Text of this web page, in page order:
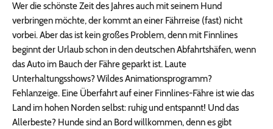
Wer die schönste Zeit des Jahres auch mit seinem Hund
verbringen möchte, der kommt an einer Fährreise (fast) nicht
vorbei. Aber das ist kein großes Problem, denn mit Finnlines
beginnt der Urlaub schon in den deutschen Abfahrtshäfen, wenn
das Auto im Bauch der Fähre geparkt ist. Laute
Unterhaltungsshows? Wildes Animationsprogramm?
Fehlanzeige. Eine Überfahrt auf einer Finnlines-Fähre ist wie das
Land im hohen Norden selbst: ruhig und entspannt! Und das
Allerbeste? Hunde sind an Bord willkommen, denn es gibt